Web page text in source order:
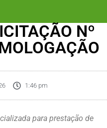
Nº
1:46 pm
para prestação de